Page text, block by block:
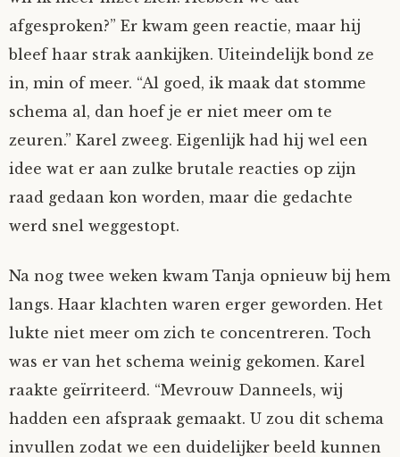
afgesproken?” Er kwam geen reactie, maar hij
bleef haar strak aankijken. Uiteindelijk bond ze
in, min of meer. “Al goed, ik maak dat stomme
schema al, dan hoef je er niet meer om te
zeuren.” Karel zweeg. Eigenlijk had hij wel een
idee wat er aan zulke brutale reacties op zijn
raad gedaan kon worden, maar die gedachte
werd snel weggestopt.
Na nog twee weken kwam Tanja opnieuw bij hem
langs. Haar klachten waren erger geworden. Het
lukte niet meer om zich te concentreren. Toch
was er van het schema weinig gekomen. Karel
raakte geïrriteerd. “Mevrouw Danneels, wij
hadden een afspraak gemaakt. U zou dit schema
invullen zodat we een duidelijker beeld kunnen